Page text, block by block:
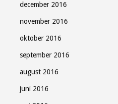
december 2016
november 2016
oktober 2016
september 2016
august 2016
juni 2016